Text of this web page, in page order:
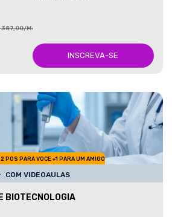
387,00/Mês
INSCREVA-SE
POS PARA VOCE +1 PARA UM AMIGO
COM VIDEOAULAS
BIOTECNOLOGIA